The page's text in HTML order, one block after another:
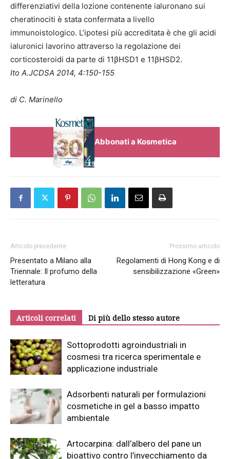
differenziativi della lozione contenente ialuronano sui
cheratinociti è stata confermata a livello
immunoistologico. L’ipotesi più accreditata è che gli acidi
ialuronici lavorino attraverso la regolazione dei
corticosteroidi da parte di 11βHSD1 e 11βHSD2.
Ito A.JCDSA 2014, 4:150-155
di C. Marinello
Abbonati a Kosmetica
Articolo precedente
Presentato a Milano alla
Triennale: Il profumo della
letteratura
Prossimo articolo
Regolamenti di Hong Kong e di
sensibilizzazione «Green»
Articoli correlati Di più dello stesso autore
Sottoprodotti agroindustriali in
cosmesi tra ricerca sperimentale e
applicazione industriale
Adsorbenti naturali per formulazioni
cosmetiche in gel a basso impatto
ambientale
Artocarpina: dall’albero del pane un
bioattivo contro l’invecchiamento da